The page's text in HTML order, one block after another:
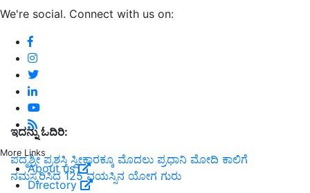
We're social. Connect with us on:
More Links
About us
Directory
ಇದನ್ನು ಓದಿರಿ:
ಪದ್ಮಶ್ರೀ ಪ್ರಶಸ್ತಿ ಸ್ವೀಕಾರಕ್ಕೂ ಮೊದಲು ಪ್ರಧಾನಿ ಮೋದಿ ಕಾಲಿಗೆ
ನಮಸ್ಕರಿಸಿದ 125 ವಯಸ್ಸಿನ ಯೋಗ ಗುರು